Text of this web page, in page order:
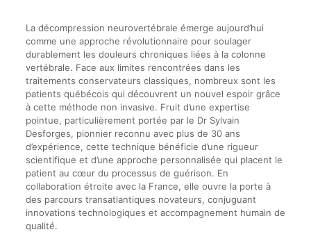
La décompression neurovertébrale émerge aujourd’hui
comme une approche révolutionnaire pour soulager
durablement les douleurs chroniques liées à la colonne
vertébrale. Face aux limites rencontrées dans les
traitements conservateurs classiques, nombreux sont les
patients québécois qui découvrent un nouvel espoir grâce
à cette méthode non invasive. Fruit d’une expertise
pointue, particulièrement portée par le Dr Sylvain
Desforges, pionnier reconnu avec plus de 30 ans
d’expérience, cette technique bénéficie d’une rigueur
scientifique et d’une approche personnalisée qui placent le
patient au cœur du processus de guérison. En
collaboration étroite avec la France, elle ouvre la porte à
des parcours transatlantiques novateurs, conjuguant
innovations technologiques et accompagnement humain de
qualité.